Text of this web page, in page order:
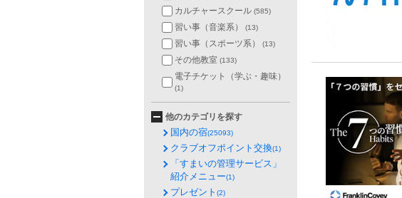
カルチャースクール (585)
習い事（音楽系） (13)
習い事（スポーツ系） (13)
その他教室 (133)
電子チケット（学ぶ・趣味）
(1)
他のカテゴリを探す
国内の宿(25093)
クラブオフポイント交換(1)
「すまいの管理サービス」
紹介メニュー(1)
プレゼント (2)